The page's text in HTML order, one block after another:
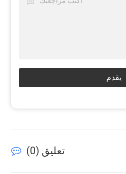
يقدم
تعليق ( 0
)